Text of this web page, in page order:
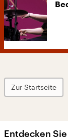
Zur Startseite
Entdecken